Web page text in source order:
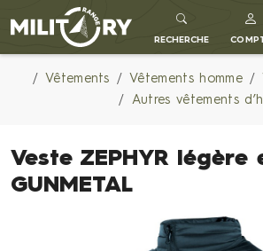
MILITARY RANGE FR
RECHERCHE
Vêtements Vêtements homme
Autres vêtements
Veste ZEPHYR légère
GUNMETAL